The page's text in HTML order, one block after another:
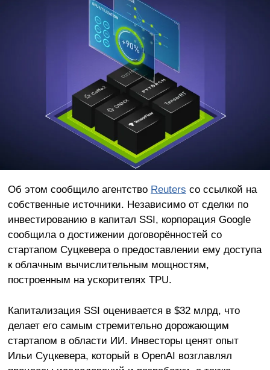
Об этом сообщило агентство Reuters со ссылкой на
собственные источники. Независимо от сделки по
инвестированию в капитал SSI, корпорация Google
сообщила о достижении договорённостей со
стартапом Суцкевера о предоставлении ему доступа
к облачным вычислительным мощностям,
построенным на ускорителях TPU.
Капитализация SSI оценивается в $32 млрд, что
делает его самым стремительно дорожающим
стартапом в области ИИ. Инвесторы ценят опыт
Ильи Суцкевера, который в OpenAI возглавлял